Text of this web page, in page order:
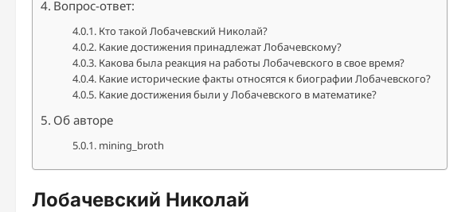
Вопрос-ответ:
Кто такой Лобачевский Николай?
Какие достижения принадлежат Лобачевскому?
Какова была реакция на работы Лобачевского в свое время?
Какие исторические факты относятся к биографии Лобачевского?
Какие достижения были у Лобачевского в математике?
Об авторе
mining_broth
Лобачевский Николай